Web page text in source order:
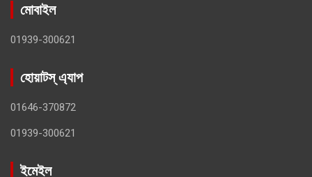
মোবাইল
01939-300621
হোয়াটস্ এ্যাপ
01646-370872
01939-300621
ইমেইল